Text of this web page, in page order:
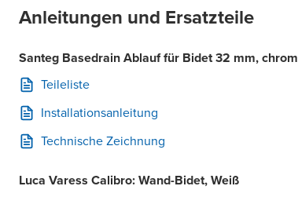
Anleitungen und Ersatzteile
Santeg Basedrain Ablauf für Bidet 32 mm, chrom
Teileliste
Installationsanleitung
Technische Zeichnung
Luca Varess Calibro: Wand-Bidet, Weiß